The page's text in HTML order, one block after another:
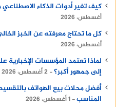
كيف تغير أدوات الذكاء
أغسطس، 2026
كل ما تحتاج معرفته عن الخبز
أغسطس، 2026
إلى جمهور أكبر؟ 2 أغسطس، 2026
أفضل محلات بيع الهواتف
المناسب 1 أغسطس، 2026